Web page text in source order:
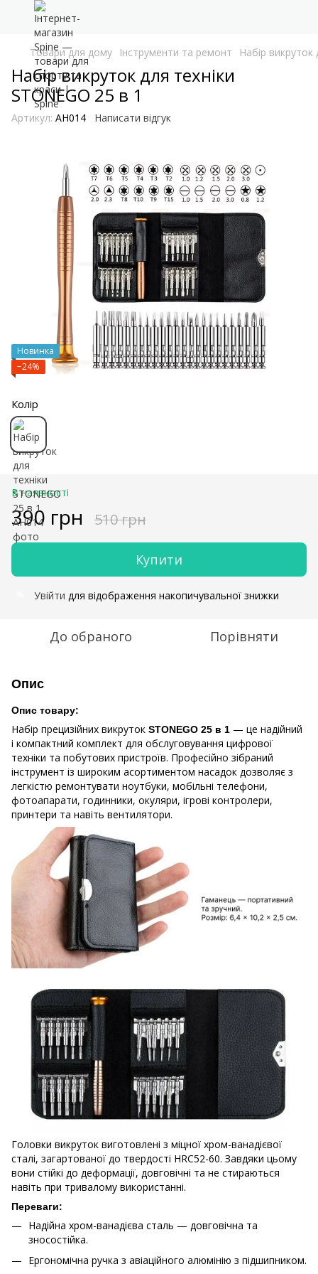
Товари для дому Інструменти та ремонт Набір викруток
Набір викруток для техніки
STONEGO 25 в 1
Артикул: AH014 Написати відгук
Новинка
−24%
Колір
В наявності
390 грн 510 грн
Купити
Увійти для відображення накопичувальної знижки
До обраного Порівняти
Опис
Опис товару:
Набір прецизійних викруток STONEGO 25 в 1 — це надійний
і компактний комплект для обслуговування цифрової
техніки та побутових пристроїв. Професійно зібраний
інструмент із широким асортиментом насадок дозволяє з
легкістю ремонтувати ноутбуки, мобільні телефони,
фотоапарати, годинники, окуляри, ігрові контролери,
принтери та навіть вентилятори.
Головки викруток виготовлені з міцної хром-ванадієвої
сталі, загартованої до твердості HRC52-60. Завдяки цьому
вони стійкі до деформації, довговічні та не стираються
навіть при тривалому використанні.
Переваги:
Надійна хром-ванадієва сталь — довговічна та
зносостійка.
Ергономічна ручка з авіаційного алюмінію з підшипником.